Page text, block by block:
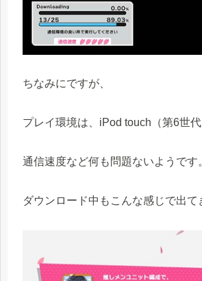
ちなみにですが、
プレイ環境は、iPod touch（第6世代
通信速度など何も問題ないようです
ダウンロード中もこんな感じで出て